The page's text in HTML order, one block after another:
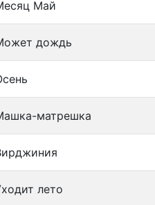
Май
дождь
матрешка
лето